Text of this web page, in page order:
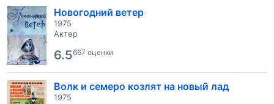
Новогодний ветер
1975
Актер
6.5667 оценки
Волк и семеро козлят на новый лад
1975